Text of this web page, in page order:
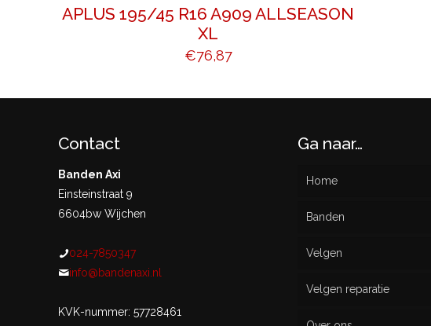
APLUS 195/45 R16 A909 ALLSEASON
XL
€76,87
Contact
Banden Axi
Einsteinstraat 9
6604bw Wijchen
024-7850347
info@bandenaxi.nl
KVK-nummer: 57728461
Ga naar…
Home
Banden
Nieuw
Gebruikt
Velgen
Velgen reparatie